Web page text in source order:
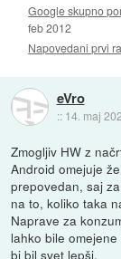
Google skupno
feb 2012
Napovedani prvi
eVro
:: 14. maj
Zmogljiv HW z
Android omejuje
prepovedan, saj
na to, koliko taka
Naprave za
lahko bile
bi bil svet lepši.